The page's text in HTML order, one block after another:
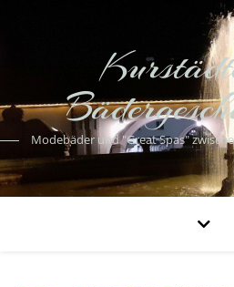
Modebäder und "Great Spas"